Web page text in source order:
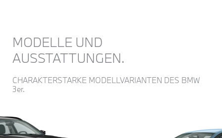
MODELLE UND
AUSSTATTUNGEN.
CHARAKTERSTARKE MODELLVARIANTEN DES BMW
3er.